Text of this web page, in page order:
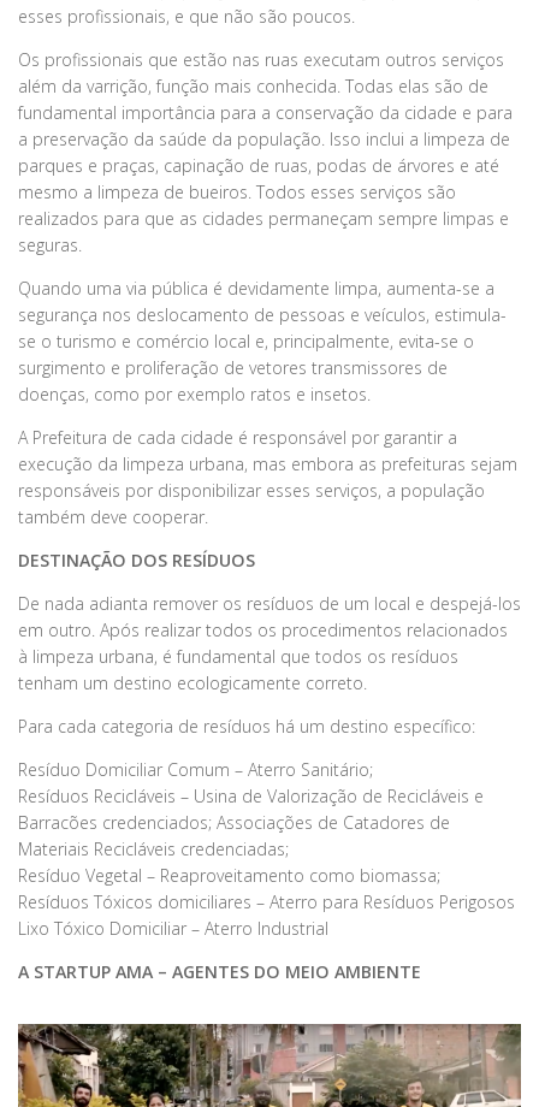
esses profissionais, e que não são poucos.
Os profissionais que estão nas ruas executam outros serviços
além da varrição, função mais conhecida. Todas elas são de
fundamental importância para a conservação da cidade e para
a preservação da saúde da população. Isso inclui a limpeza de
parques e praças, capinação de ruas, podas de árvores e até
mesmo a limpeza de bueiros. Todos esses serviços são
realizados para que as cidades permaneçam sempre limpas e
seguras.
Quando uma via pública é devidamente limpa, aumenta-se a
segurança nos deslocamento de pessoas e veículos, estimula-
se o turismo e comércio local e, principalmente, evita-se o
surgimento e proliferação de vetores transmissores de
doenças, como por exemplo ratos e insetos.
A Prefeitura de cada cidade é responsável por garantir a
execução da limpeza urbana, mas embora as prefeituras sejam
responsáveis por disponibilizar esses serviços, a população
também deve cooperar.
DESTINAÇÃO DOS RESÍDUOS
De nada adianta remover os resíduos de um local e despejá-los
em outro. Após realizar todos os procedimentos relacionados
à limpeza urbana, é fundamental que todos os resíduos
tenham um destino ecologicamente correto.
Para cada categoria de resíduos há um destino específico:
Resíduo Domiciliar Comum – Aterro Sanitário;
Resíduos Recicláveis – Usina de Valorização de Recicláveis e
Barracões credenciados; Associações de Catadores de
Materiais Recicláveis credenciadas;
Resíduo Vegetal – Reaproveitamento como biomassa;
Resíduos Tóxicos domiciliares – Aterro para Resíduos Perigosos
Lixo Tóxico Domiciliar – Aterro Industrial
A STARTUP AMA – AGENTES DO MEIO AMBIENTE